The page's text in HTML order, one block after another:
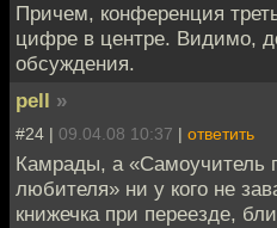
Причем, конференция
цифре в центре. Видимо,
обсуждения.
pell »
#24 | 09.04.08 10:37 | ответить
Камрады, а «Самоучитель
любителя» ни у кого не
книжечка при переезде,